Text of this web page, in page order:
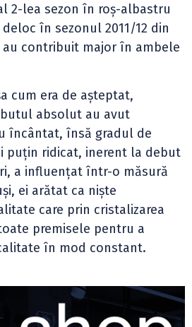
2-lea sezon în roș-albastru
în sezonul 2011/12 din
au contribuit major în ambele
cum era de așteptat,
absolut au avut
încântat, însă gradul de
puțin ridicat, inerent la debut
a influențat într-o măsură
ei arătat ca niște
care prin cristalizarea
premisele pentru a
în mod constant.